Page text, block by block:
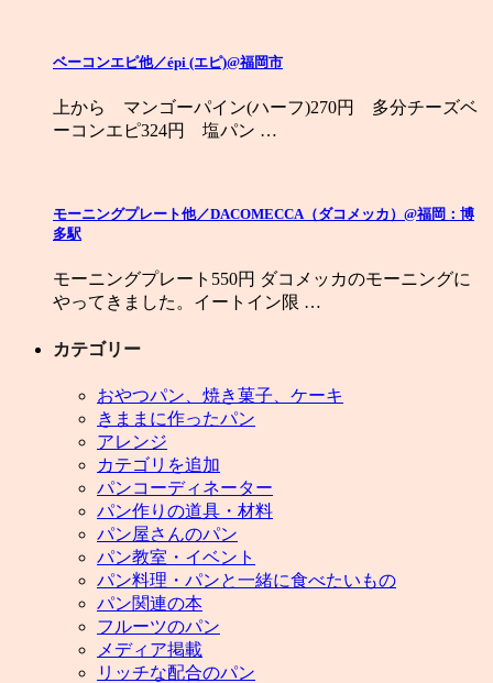
ベーコンエピ他／épi (エピ)@福岡市
上から マンゴーパイン(ハーフ)270円 多分チーズベ
ーコンエピ324円 塩パン …
モーニングプレート他／DACOMECCA（ダコメッカ）@福岡：博
多駅
モーニングプレート550円 ダコメッカのモーニングに
やってきました。イートイン限 …
カテゴリー
おやつパン、焼き菓子、ケーキ
きままに作ったパン
アレンジ
カテゴリを追加
パンコーディネーター
パン作りの道具・材料
パン屋さんのパン
パン教室・イベント
パン料理・パンと一緒に食べたいもの
パン関連の本
フルーツのパン
メディア掲載
リッチな配合のパン